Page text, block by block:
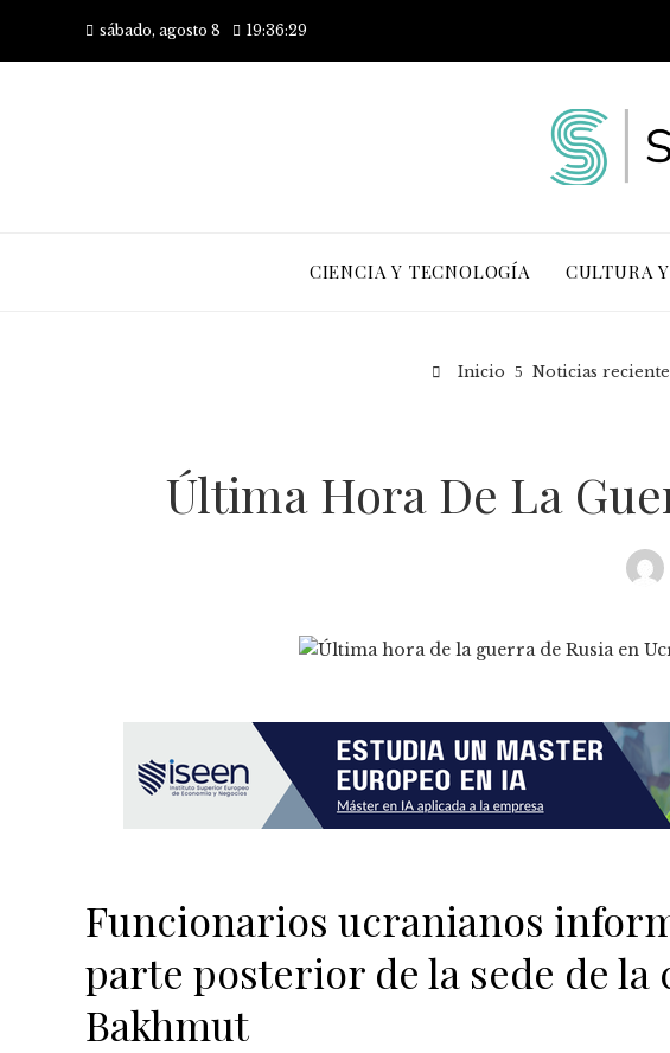
sábado, agosto 8 19:36:30
CIENCIA Y TECNOLOGÍA CULTURA
Inicio Noticias
Última Hora De La
Funcionarios ucranianos
parte posterior de la sede de
Bakhmut